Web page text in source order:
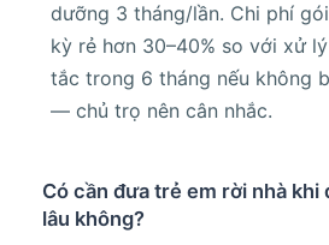
dưỡng 3 tháng/lần. Chi phí
kỳ rẻ hơn 30–40% so với xử
tắc trong 6 tháng nếu không
— chủ trọ nên cân nhắc.
Có cần đưa trẻ em rời nhà khi
lâu không?